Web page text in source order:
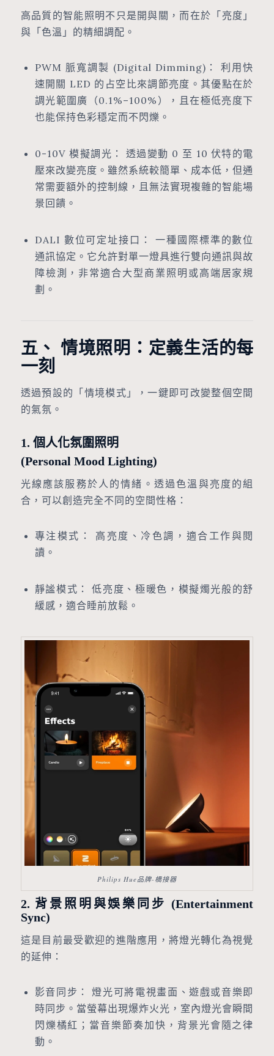
高品質的智能照明不只是開與關，而在於「亮度」
與「色溫」的精細調配。
PWM 脈寬調製 (Digital Dimming)： 利用快
速開關 LED 的占空比來調節亮度。其優點在於
調光範圍廣（0.1%–100%），且在極低亮度下
也能保持色彩穩定而不閃爍。
0-10V 模擬調光： 透過變動 0 至 10 伏特的電
壓來改變亮度。雖然系統較簡單、成本低，但通
常需要額外的控制線，且無法實現複雜的智能場
景回饋。
DALI 數位可定址接口： 一種國際標準的數位
通訊協定。它允許對單一燈具進行雙向通訊與故
障檢測，非常適合大型商業照明或高端居家規
劃。
五、 情境照明：定義生活的每
一刻
透過預設的「情境模式」，一鍵即可改變整個空間
的氣氛。
1. 個人化氛圍照明
(Personal Mood Lighting)
光線應該服務於人的情緒。透過色溫與亮度的組
合，可以創造完全不同的空間性格：
專注模式： 高亮度、冷色調，適合工作與閱
讀。
靜謐模式： 低亮度、極暖色，模擬燭光般的舒
緩感，適合睡前放鬆。
Philips Hue品牌-橋接器
2. 背景照明與娛樂同步 (Entertainment
Sync)
這是目前最受歡迎的進階應用，將燈光轉化為視覺
的延伸：
影音同步： 燈光可將電視畫面、遊戲或音樂即
時同步。當螢幕出現爆炸火光，室內燈光會瞬間
閃爍橘紅；當音樂節奏加快，背景光會隨之律
動。